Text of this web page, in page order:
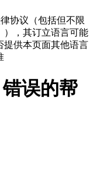
协议（包括但不限
），其订立语言可能
提供本页面其他语言
错误的帮